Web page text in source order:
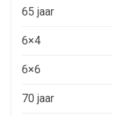
65 jaar
6×4
6×6
70 jaar